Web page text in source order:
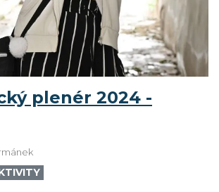
plenér 2024 -